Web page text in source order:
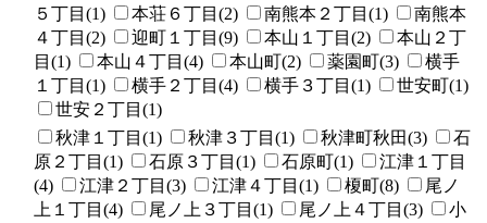
５丁目(1)
本荘６丁目(2) 南熊本２丁目(1)
南熊本
４丁目(2)
迎町１丁目(9) 本山１丁目(2)
本山２丁
目(1)
本山４丁目(4) 本山町(2) 薬園町(3)
横手
１丁目(1)
横手２丁目(4) 横手３丁目(1)
世安町(1)
世安２丁目(1)
秋津１丁目(1) 秋津３丁目(1) 秋津町秋田(3)
石
原２丁目(1)
石原３丁目(1) 石原町(1)
江津１丁目
(4)
江津２丁目(3) 江津４丁目(1) 榎町(8)
尾ノ
上１丁目(4)
尾ノ上３丁目(1) 尾ノ上４丁目(3)
小